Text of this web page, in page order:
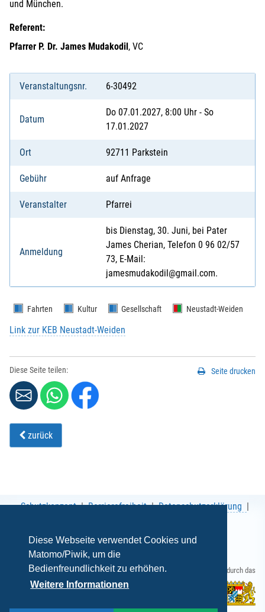
Diese Webseite verwendet Cookies und
Matomo/Piwik, um die
Bedienfreundlichkeit zu erhöhen.
Weitere Informationen
und München.
Referent:
Pfarrer P. Dr. James Mudakodil, VC
Veranstaltungsnr. 6-30492
Datum
Do 07.01.2027, 8:00 Uhr - So
17.01.2027
Ort 92711 Parkstein
Gebühr auf Anfrage
Veranstalter Pfarrei
Anmeldung
bis Dienstag, 30. Juni, bei Pater
James Cherian, Telefon 0 96 02/57
73, E-Mail:
jamesmudakodil@gmail.com.
Fahrten Kultur Gesellschaft Neustadt-Weiden
Link zur KEB Neustadt-Weiden
Diese Seite teilen: Seite drucken
zurück
Schutzkonzept Barrierefreiheit
Datenschutzerklärung
Gefördert durch das